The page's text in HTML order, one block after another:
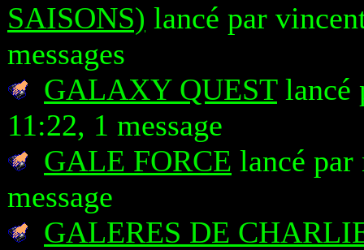
SAISONS) lancé par
messages
GALAXY QUESTlancé
11:22, 1 message
GALE FORCE lancé par
message
GALERES DE